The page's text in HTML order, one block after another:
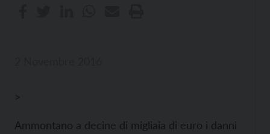
>
Ammontano a decine di migliaia di euro i danni